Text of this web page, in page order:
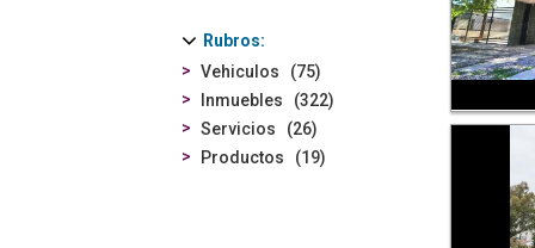
Rubros
Vehiculos
75
Inmuebles
322
Servicios
26
Productos
19